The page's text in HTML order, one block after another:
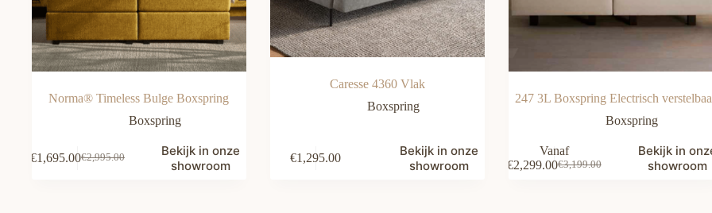
Norma® Timeless Bulge Boxspring
Boxspring
€2,995.00
Oorspronkelijke
€1,695.00Huidige
Bekijk in onze
showroom
Caresse 4360 Vlak
Boxspring
€1,295.00
Bekijk in onze
showroom
247 3L Boxspring Electrisch
Boxspring
Vanaf
€3,199.00
Oorspronkelijke
€2,299.00Huidige
Bekijk in
showroom